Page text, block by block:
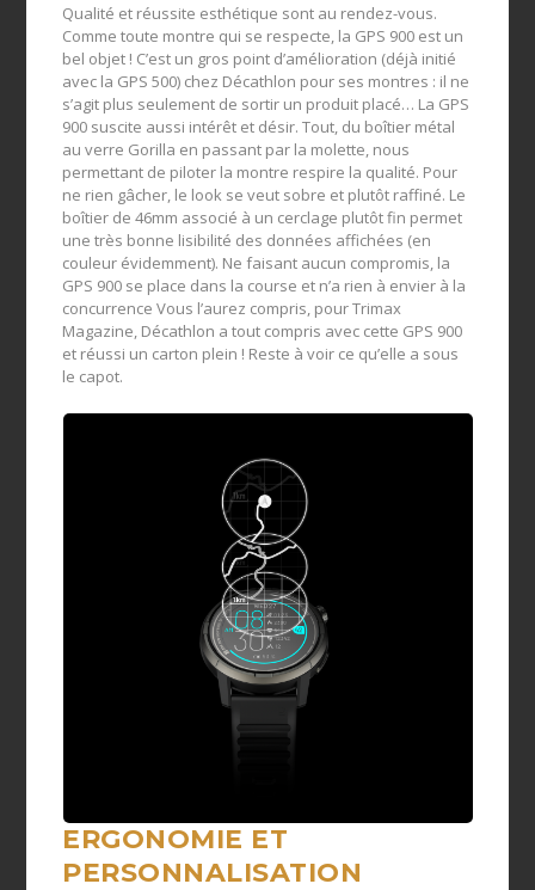
Qualité et réussite esthétique sont au rendez-vous.
Comme toute montre qui se respecte, la GPS 900 est un
bel objet ! C’est un gros point d’amélioration (déjà initié
avec la GPS 500) chez Décathlon pour ses montres : il ne
s’agit plus seulement de sortir un produit placé… La GPS
900 suscite aussi intérêt et désir. Tout, du boîtier métal
au verre Gorilla en passant par la molette, nous
permettant de piloter la montre respire la qualité. Pour
ne rien gâcher, le look se veut sobre et plutôt raffiné. Le
boîtier de 46mm associé à un cerclage plutôt fin permet
une très bonne lisibilité des données affichées (en
couleur évidemment). Ne faisant aucun compromis, la
GPS 900 se place dans la course et n’a rien à envier à la
concurrence Vous l’aurez compris, pour Trimax
Magazine, Décathlon a tout compris avec cette GPS 900
et réussi un carton plein ! Reste à voir ce qu’elle a sous
le capot.
ERGONOMIE ET
PERSONNALISATION